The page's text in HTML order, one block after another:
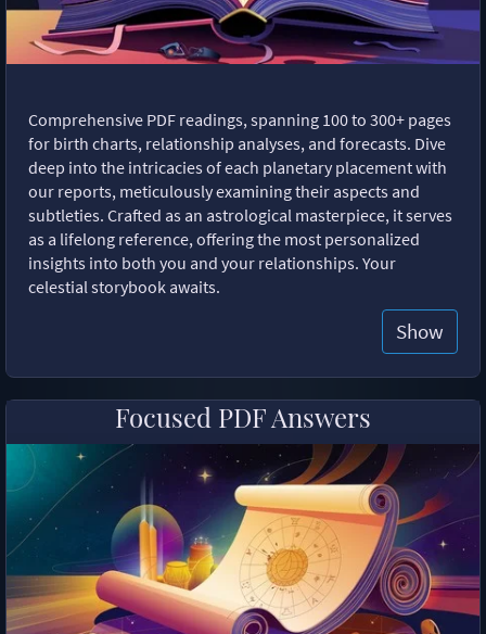
Comprehensive PDF readings, spanning 100 to 300+ pages
for birth charts, relationship analyses, and forecasts. Dive
deep into the intricacies of each planetary placement with
our reports, meticulously examining their aspects and
subtleties. Crafted as an astrological masterpiece, it serves
as a lifelong reference, offering the most personalized
insights into both you and your relationships. Your
celestial storybook awaits.
Show
Focused PDF Answers